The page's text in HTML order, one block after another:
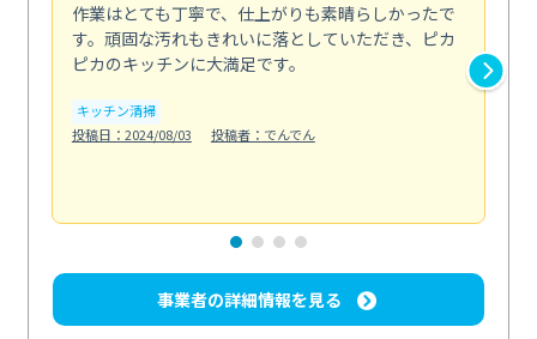
作業はとても丁寧で、仕上がりも素晴らしかったで
す。頑固な汚れもきれいに落としていただき、ピカ
ピカのキッチンに大満足です。
キッチン清掃
投稿日：2024/08/03
投稿者：でんでん
事業者の詳細情報を見る